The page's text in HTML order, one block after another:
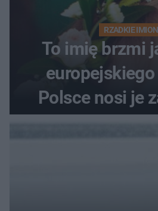
RZADKIE
To imię brzmi
Polsce nosi je